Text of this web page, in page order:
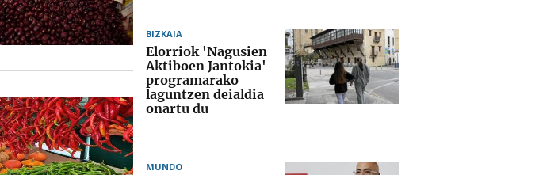
BIZKAIA
Elorriok 'Nagusien
Aktiboen Jantokia'
programarako
laguntzen deialdia
onartu du
MUNDO